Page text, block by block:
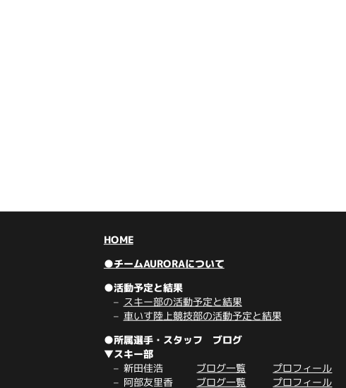
HOME
●チームAURORAについて
●活動予定と結果
スキー部の活動予定と結果
車いす陸上競技部の活動予定と結果
●所属選手・スタッフ ブログ
▼スキー部
新田佳浩 ブログ一覧 プロフィール
阿部友里香 ブログ一覧 プロフィール